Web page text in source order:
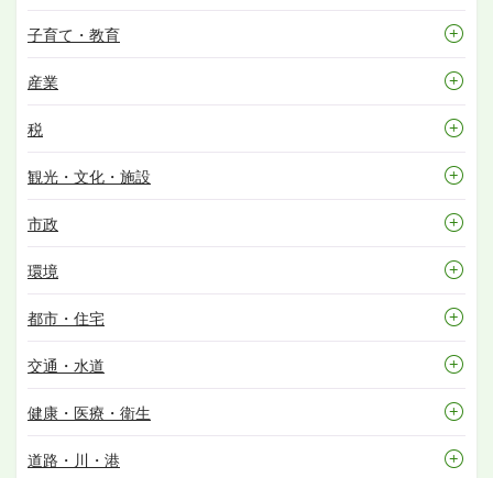
子育て・教育
産業
税
観光・文化・施設
市政
環境
都市・住宅
交通・水道
健康・医療・衛生
道路・川・港